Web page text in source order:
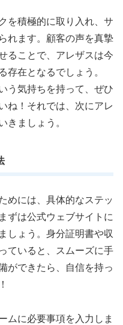
を積極的に取り入れ、サ
れます。顧客の声を真摯
ることで、アレザスは今
存在となるでしょう。
う気持ちを持って、ぜひ
ね！それでは、次にアレ
きましょう。
めには、具体的なステッ
ずは公式ウェブサイトに
しょう。身分証明書や収
ていると、スムーズに手
ができたら、自信を持っ
ムに必要事項を入力しま